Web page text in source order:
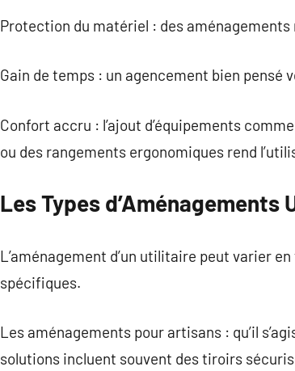
Protection du matériel : des
Gain de temps : un agencement bien
Confort accru : l’ajout d’équipements
ou des rangements ergonomiques rend
Les Types d’Aménagements
L’aménagement d’un utilitaire peut varier
spécifiques.
Les aménagements pour artisans : qu’il
solutions incluent souvent des tiroirs